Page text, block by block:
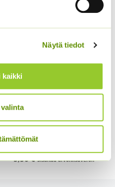
Näytä tiedot
kaikki
Kasvihuonekurkku
Burpless Tasty Green
F1 (20 s.)
5,90€ Sisältää arvonlisäveron